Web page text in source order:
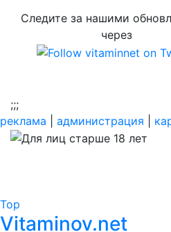
Следите за нашими
через
;;;
реклама администрация
Top
Vitaminov.net